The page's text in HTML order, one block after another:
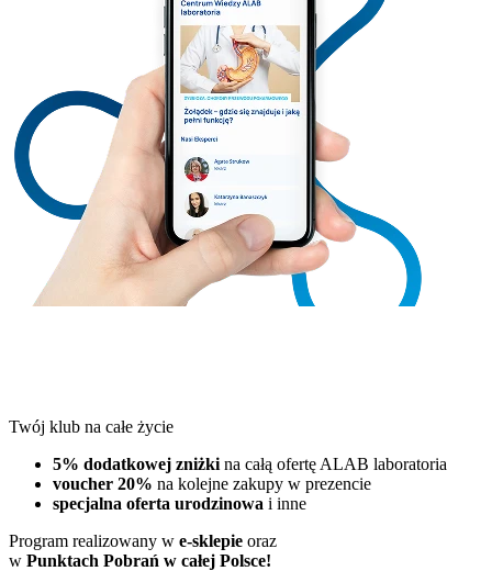
Twój klub na całe życie
5% dodatkowej zniżki na całą ofertę ALAB laboratoria
voucher 20% na kolejne zakupy w prezencie
specjalna oferta urodzinowa i inne
Program realizowany w e-sklepie oraz
w Punktach Pobrań w całej Polsce!